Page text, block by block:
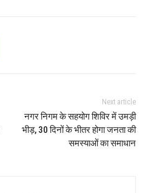
Next article
नगर निगम के सहयोग शिविर में उमड़ी
भीड़, 30 दिनों के भीतर होगा जनता की
समस्याओं का समाधान